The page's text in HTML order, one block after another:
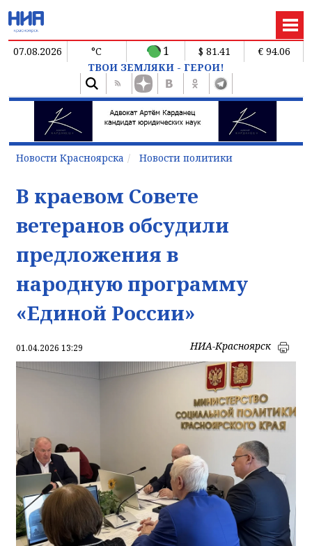
07.08.2026 °C 1 $ 81.41
€ 94.06
ТВОИ ЗЕМЛЯКИ - ГЕРОИ!
Новости Красноярска Новости политики
В краевом Совете
ветеранов обсудили
предложения в
народную программу
«Единой России»
01.04.2026 13:29 НИА-Красноярск